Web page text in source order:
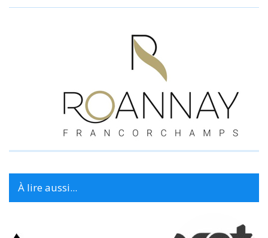
À lire aussi...